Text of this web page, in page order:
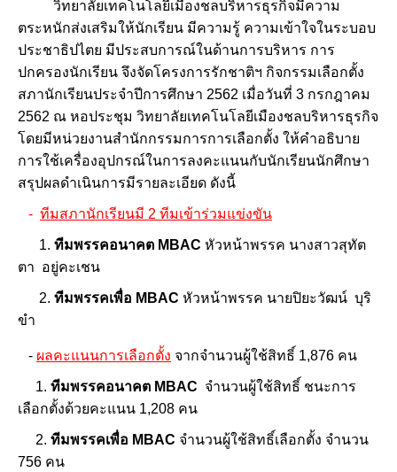
วิทยาลัยเทคโนโลยีเมืองชลบริหารธุรกิจมีความ
ตระหนักส่งเสริมให้นักเรียน มีความรู้ ความเข้าใจในระบอบ
ประชาธิปไตย มีประสบการณ์ในด้านการบริหาร การ
ปกครองนักเรียน จึงจัดโครงการรักชาติฯ กิจกรรมเลือกตั้ง
สภานักเรียนประจำปีการศึกษา 2562 เมื่อวันที่ 3 กรกฎาคม
2562 ณ หอประชุม วิทยาลัยเทคโนโลยีเมืองชลบริหารธุรกิจ
โดยมีหน่วยงานสำนักกรรมการการเลือกตั้ง ให้คำอธิบาย
การใช้เครื่องอุปกรณ์ในการลงคะแนนกับนักเรียนนักศึกษา
สรุปผลดำเนินการมีรายละเอียด ดังนี้
- ทีมสภานักเรียนมี 2 ทีมเข้าร่วมแข่งขัน
1. ทีมพรรคอนาคต MBAC หัวหน้าพรรค นางสาวสุทัต
ตา อยู่คะเชน
2. ทีมพรรคเพื่อ MBAC หัวหน้าพรรค นายปิยะวัฒน์ บุริ
ขำ
- ผลคะแนนการเลือกตั้ง จากจำนวนผู้ใช้สิทธิ์ 1,876 คน
1. ทีมพรรคอนาคต MBAC จำนวนผู้ใช้สิทธิ์ ชนะการ
เลือกตั้งด้วยคะแนน 1,208 คน
2. ทีมพรรคเพื่อ MBAC จำนวนผู้ใช้สิทธิ์เลือกตั้ง จำนวน
756 คน